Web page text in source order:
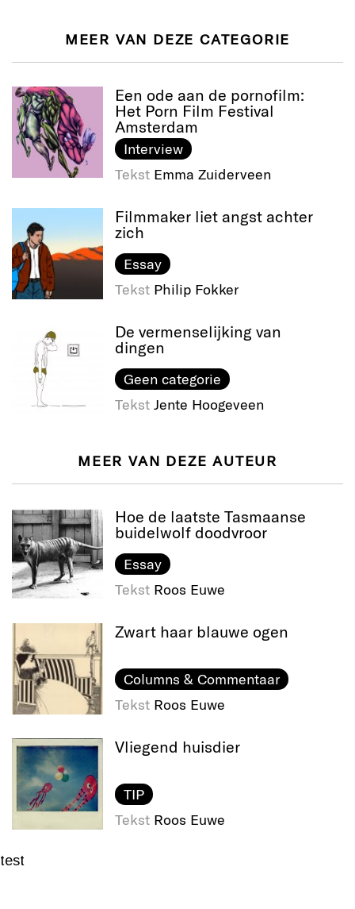
MEER VAN DEZE CATEGORIE
Een ode aan de pornofilm:
Het Porn Film Festival
Amsterdam
Interview
Tekst Emma Zuiderveen
Filmmaker liet angst achter
zich
Essay
Tekst Philip Fokker
De vermenselijking van
dingen
Geen categorie
Tekst Jente Hoogeveen
MEER VAN DEZE AUTEUR
Hoe de laatste Tasmaanse
buidelwolf doodvroor
Essay
Tekst Roos Euwe
Zwart haar blauwe ogen
Columns & Commentaar
Tekst Roos Euwe
Vliegend huisdier
TIP
Tekst Roos Euwe
test